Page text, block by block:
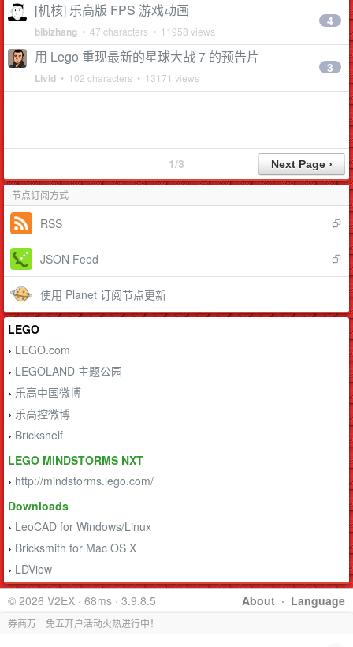
[机核] 乐高版 FPS 游戏动画
bibizhang • 47 characters • 11958 views
4
用 Lego 重现最新的星球大战 7 的预告片
Livid • 102 characters • 13171 views
3
1/3
节点订阅方式
RSS
JSON Feed
使用 Planet 订阅节点更新
LEGO
› LEGO.com
› LEGOLAND 主题公园
› 乐高中国微博
› 乐高控微博
› Brickshelf
LEGO MINDSTORMS NXT
› http://mindstorms.lego.com/
Downloads
› LeoCAD for Windows/Linux
› Bricksmith for Mac OS X
› LDView
About · Language
© 2026 V2EX · 68ms · 3.9.8.5
券商万一免五开户活动火热进行中！